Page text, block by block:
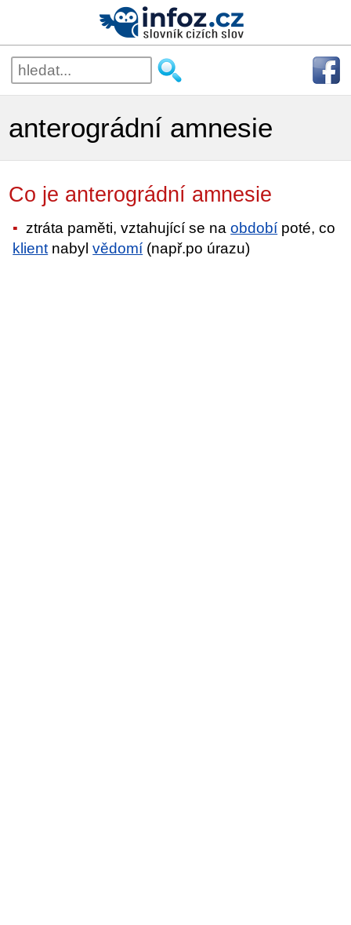
anterográdní amnesie
Co je anterográdní amnesie
ztráta paměti, vztahující se naobdobí poté, co
klient nabylvědomí (např.po úrazu)